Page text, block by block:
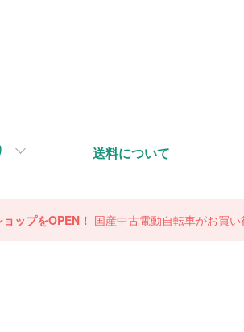
送料について
ップをOPEN！ 国産中古電動自転車がお買い